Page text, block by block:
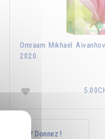
Omraam Mikhaël
2020
enrichir ? Donnez !